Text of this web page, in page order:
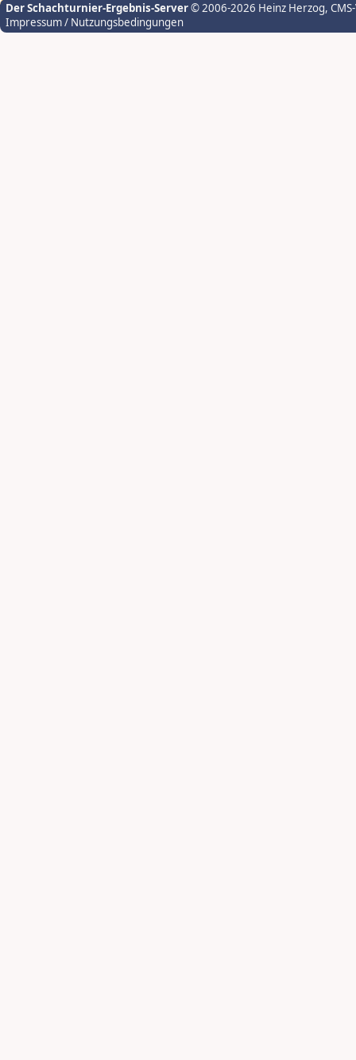
Der Schachturnier-Ergebnis-Server© 2006-2026 Heinz Herzog,
Impressum / Nutzungsbedingungen